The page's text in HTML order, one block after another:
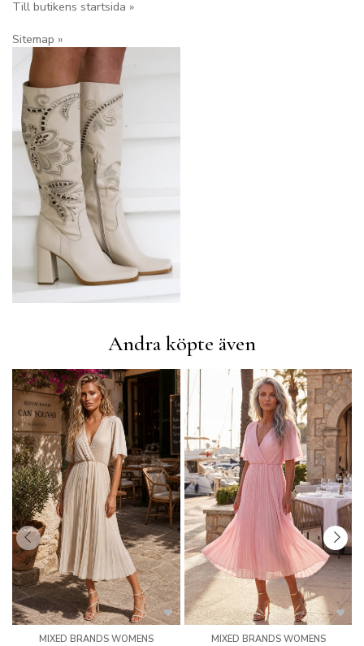
Till butikens startsida »
Sitemap »
Andra köpte även
MIXED BRANDS WOMENS MIXED BRANDS WOMENS